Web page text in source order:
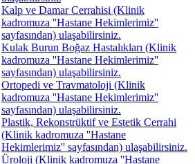
Kalp ve Damar Cerrahisi (Klinik
kadromuza ''Hastane Hekimlerimiz''
sayfasından) ulaşabilirsiniz.
Kulak Burun Boğaz Hastalıkları (Klinik
kadromuza ''Hastane Hekimlerimiz''
sayfasından) ulaşabilirsiniz.
Ortopedi ve Travmatoloji (Klinik
kadromuza ''Hastane Hekimlerimiz''
sayfasından) ulaşabilirsiniz.
Plastik, Rekonstrüktif ve Estetik Cerrahi
(Klinik kadromuza ''Hastane
Hekimlerimiz'' sayfasından) ulaşabilirsiniz.
Üroloji (Klinik kadromuza ''Hastane